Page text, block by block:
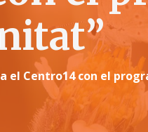
el Centro14 con el